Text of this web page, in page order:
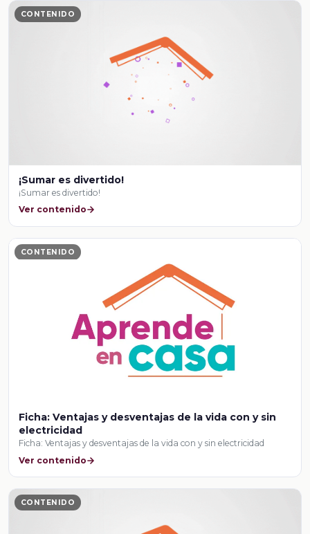
CONTENIDO
¡Sumar es divertido!
¡Sumar es divertido!
Ver contenido
CONTENIDO
Ficha: Ventajas y desventajas de la vida con y sin
electricidad
Ficha: Ventajas y desventajas de la vida con y sin electricidad
Ver contenido
CONTENIDO